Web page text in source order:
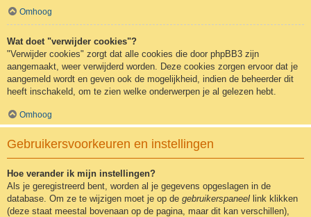
Omhoog
Wat doet "verwijder cookies"?
"Verwijder cookies" zorgt dat alle cookies die door phpBB3 zijn
aangemaakt, weer verwijderd worden. Deze cookies zorgen ervoor dat je
aangemeld wordt en geven ook de mogelijkheid, indien de beheerder dit
heeft inschakeld, om te zien welke onderwerpen je al gelezen hebt.
Omhoog
Gebruikersvoorkeuren en instellingen
Hoe verander ik mijn instellingen?
Als je geregistreerd bent, worden al je gegevens opgeslagen in de
database. Om ze te wijzigen moet je op de gebruikerspaneel link klikken
(deze staat meestal bovenaan op de pagina, maar dit kan verschillen),